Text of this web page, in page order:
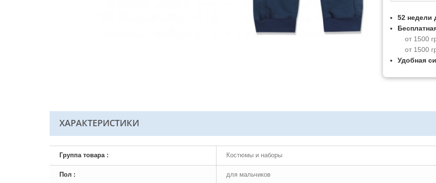
52 недели
от 1500
от 1500
Удобная
ХАРАКТЕРИСТИКИ
Группа товара : Костюмы и наборы
Пол : для мальчиков